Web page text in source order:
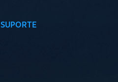
SUPORTE